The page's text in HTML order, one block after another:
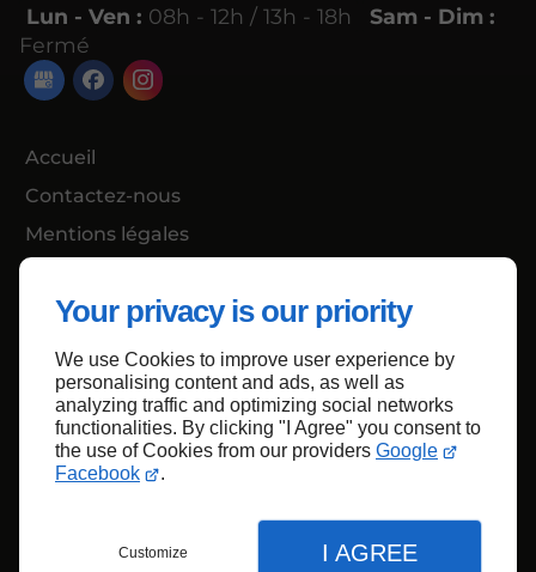
Your privacy is our priority
We use Cookies to improve user experience by
personalising content and ads, as well as
analyzing traffic and optimizing social networks
functionalities. By clicking "I Agree" you consent to
the use of Cookies from our providers Google
Facebook
.
Customize I AGREE
Lun - Ven : 08h - 12h / 13h - 18h
Sam - Dim :
Fermé
Accueil
Contactez-nous
Mentions légales
Haut de page